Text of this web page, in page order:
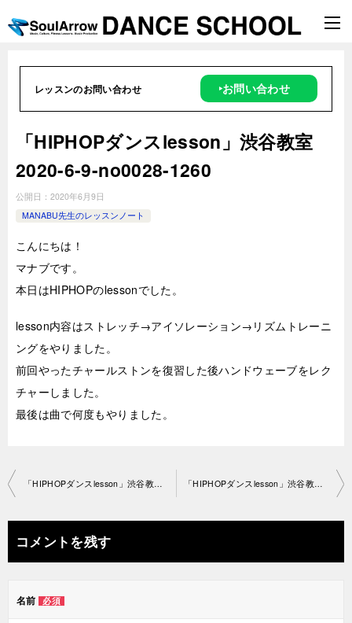
レッスンのお問い合わせ ‣お問い合わせ
「HIPHOPダンスlesson」渋谷教室
2020-6-9-­no0028-1260
公開日： 2020年6月9日
MANABU先生のレッスンノート
こんにちは！
マナブです。
本日はHIPHOPのlessonでした。
lesson内容はストレッチ→アイソレーション→リズムトレーニ
ングをやりました。
前回やったチャールストンを復習した後ハンドウェーブをレク
チャーしました。
最後は曲で何度もやりました。
投
ナ
ビ
ー
「HIPHOPダンスlesson」渋谷教室 2020-5-29-­no0028-1195 「HIPHOPダンスlesson」渋谷教室 2020-6-12-­no0028-1195
コメントを残す
名前 必須